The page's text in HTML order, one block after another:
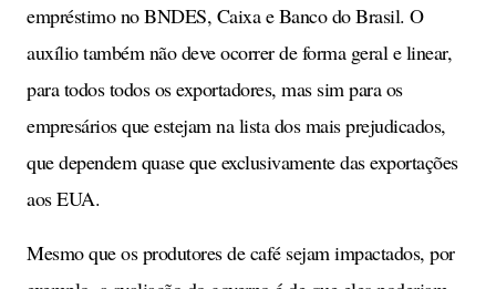
empréstimo no BNDES, Caixa e Banco do Brasil. O
auxílio também não deve ocorrer de forma geral e linear,
para todos todos os exportadores, mas sim para os
empresários que estejam na lista dos mais prejudicados,
que dependem quase que exclusivamente das exportações
aos EUA.
Mesmo que os produtores de café sejam impactados, por